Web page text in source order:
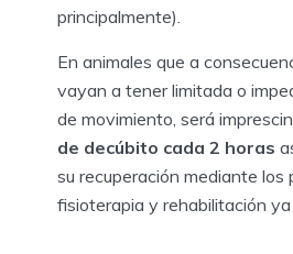
principalmente).
En animales que a
vayan a tener limitada o
de movimiento, será
de decúbito cada 2 horas
su recuperación mediante los
fisioterapia y rehabilitación